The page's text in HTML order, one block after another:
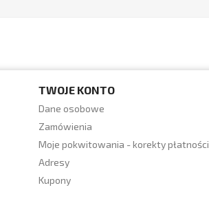
TWOJE KONTO
Dane osobowe
Zamówienia
Moje pokwitowania - korekty płatności
Adresy
Kupony